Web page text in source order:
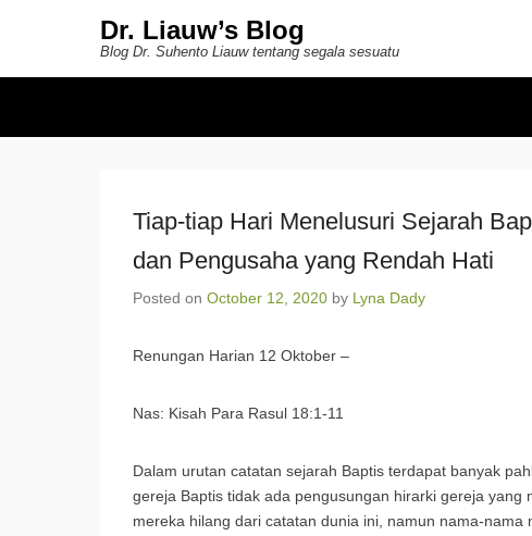
Dr. Liauw’s Blog
Blog Dr. Suhento Liauw tentang segala sesuatu
Tiap-tiap Hari Menelusuri Sejarah
dan Pengusaha yang Rendah Hati
Posted on October 12, 2020 by Lyna Dady
Renungan Harian 12 Oktober –
Nas: Kisah Para Rasul 18:1-11
Dalam urutan catatan sejarah Baptis terdapat banyak
gereja Baptis tidak ada pengusungan hirarki gereja
mereka hilang dari catatan dunia ini, namun nama-